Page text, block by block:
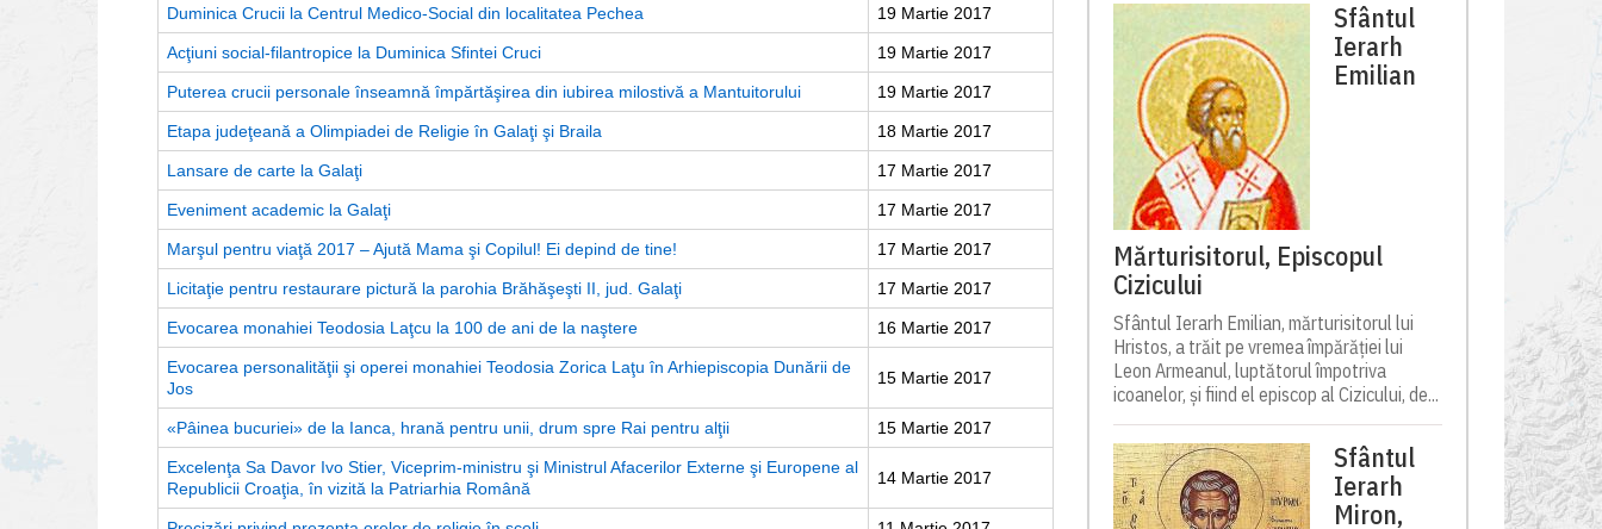
Duminica Crucii la Centrul Medico-Social din localitatea Pechea 19 Martie 2017
Acţiuni social-filantropice la Duminica Sfintei Cruci 19 Martie 2017
Puterea crucii personale înseamnă împărtăşirea din iubirea milostivă a Mantuitorului 19 Martie 2017
Etapa judeţeană a Olimpiadei de Religie în Galaţi şi Braila 18 Martie 2017
Lansare de carte la Galaţi 17 Martie 2017
Eveniment academic la Galaţi 17 Martie 2017
Marşul pentru viaţă 2017 – Ajută Mama şi Copilul! Ei depind de tine! 17 Martie 2017
Licitaţie pentru restaurare pictură la parohia Brăhăşeşti II, jud. Galaţi 17 Martie 2017
Evocarea monahiei Teodosia Laţcu la 100 de ani de la naştere 16 Martie 2017
Evocarea personalităţii şi operei monahiei Teodosia Zorica Laţu în Arhiepiscopia Dunării de
Jos
15 Martie 2017
«Pâinea bucuriei» de la Ianca, hrană pentru unii, drum spre Rai pentru alţii 15 Martie 2017
Excelenţa Sa Davor Ivo Stier, Viceprim-ministru şi Ministrul Afacerilor Externe şi Europene al
Republicii Croaţia, în vizită la Patriarhia Română
14 Martie 2017
Sfântul
Ierarh
Emilian
Mărturisitorul, Episcopul
Cizicului
Sfântul Ierarh Emilian, mărturisitorul lui
Hristos, a trăit pe vremea împărăției lui
Leon Armeanul, luptătorul împotriva
icoanelor, și fiind el episcop al Cizicului, de...
Sfântul
Ierarh
Miron,